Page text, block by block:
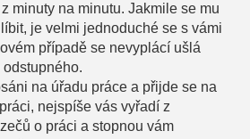
minuty na minutu. Jakmile se mu
je velmi jednoduché se s vámi
případě se nevyplácí ušlá
odstupného.
na úřadu práce a přijde se na
nejspíše vás vyřadí z
o práci a stopnou vám